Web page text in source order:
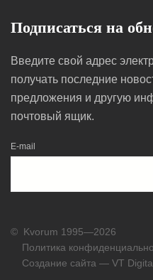
Подписаться на
Введите свой адрес
получать последние
предложения и другую
почтовый ящик.
E-mail
© Kvorum 1995—2026
Политика
Создание сайта — VT